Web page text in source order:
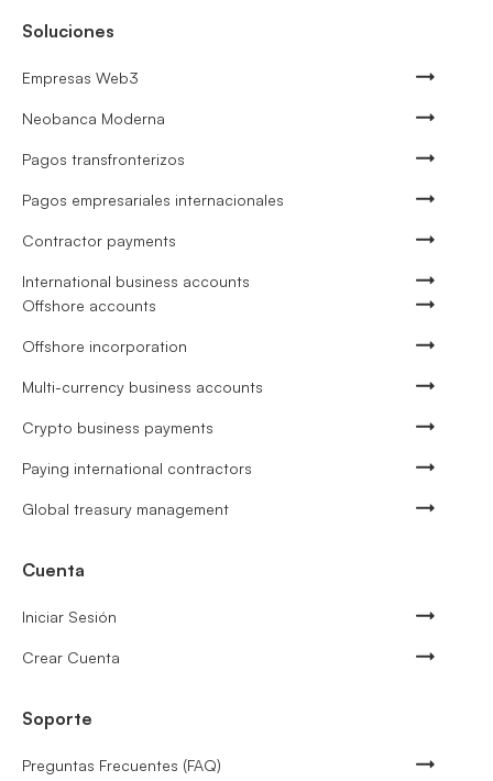
Soluciones
Empresas Web3
Neobanca Moderna
Pagos transfronterizos
Pagos empresariales internacionales
Contractor payments
International business accounts
Offshore accounts
Offshore incorporation
Multi-currency business accounts
Crypto business payments
Paying international contractors
Global treasury management
Cuenta
Iniciar Sesión
Crear Cuenta
Soporte
Preguntas Frecuentes (FAQ)